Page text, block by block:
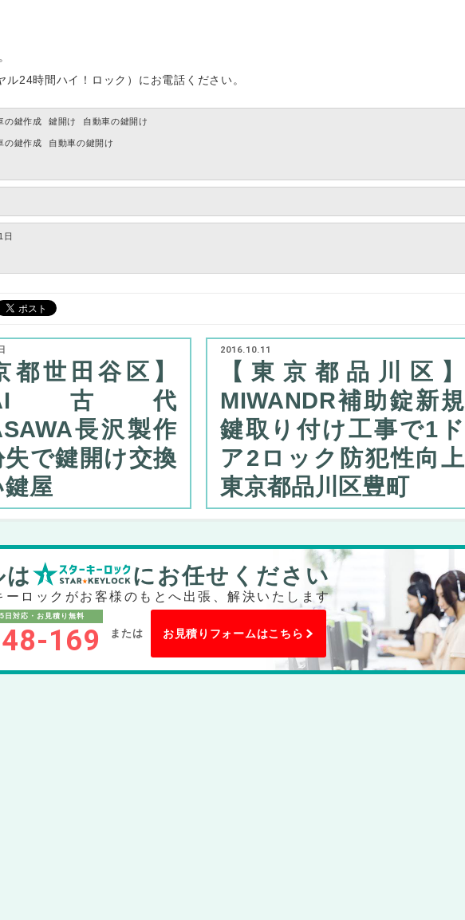
24時間ハイ！ロック）にお電話ください。
の鍵作成 鍵開け 自動車の鍵開け
の鍵作成 自動車の鍵開け
日
都世田谷区】
古代
長沢製作
失で鍵開け交換
屋
2016.10.11
【東京都品川区】
MIWANDR補助錠新規
鍵取り付け工事で1ド
ア2ロック防犯性向上
東京都品川区豊町
にお任せください
ーロックがお客様のもとへ出張、解決いたします
日対応・お見積り無料
169 または お見積りフォームはこちら